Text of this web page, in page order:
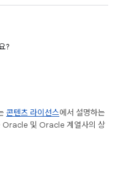
?
콘텐츠 라이선스에서 설명하는
Oracle 및 Oracle 계열사의 상